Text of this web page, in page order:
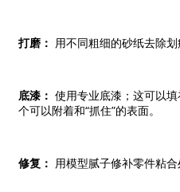
打磨： 用不同粗细的砂纸去除划
底漆： 使用专业底漆；这可以
个可以附着和“抓住”的表面。
修复： 用模型腻子修补零件粘合